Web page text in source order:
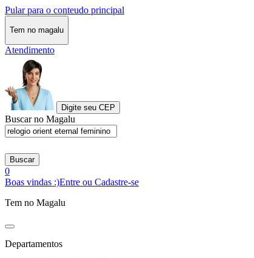
Pular para o conteudo principal
Tem no magalu
Atendimento
Digite seu CEP
Buscar no Magalu
Buscar
0
Boas vindas :)Entre ou Cadastre-se
Tem no Magalu
Departamentos